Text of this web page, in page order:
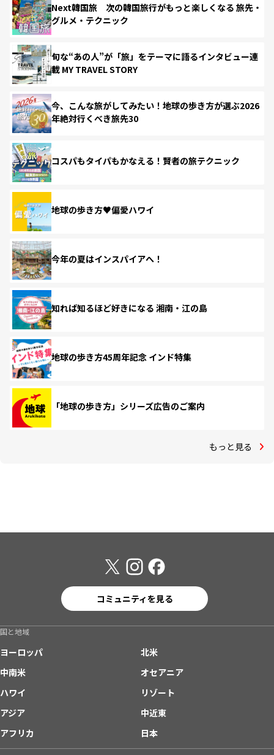
Next韓国旅 次の韓国旅行がもっと楽しくなる 旅先・
グルメ・テクニック
旬な“あの人”が「旅」をテーマに語るインタビュー連
載 MY TRAVEL STORY
今、こんな旅がしてみたい！地球の歩き方が選ぶ2026
年絶対行くべき旅先30
コスパもタイパもかなえる！賢者の旅テクニック
地球の歩き方♥偏愛ハワイ
今年の夏はインスパイアへ！
知れば知るほど好きになる 湘南・江の島
地球の歩き方45周年記念 インド特集
「地球の歩き方」シリーズ広告のご案内
もっと見る
コミュニティを見る
国と地域
ヨーロッパ
北米
中南米
オセアニア
ハワイ
リゾート
アジア
中近東
アフリカ
日本